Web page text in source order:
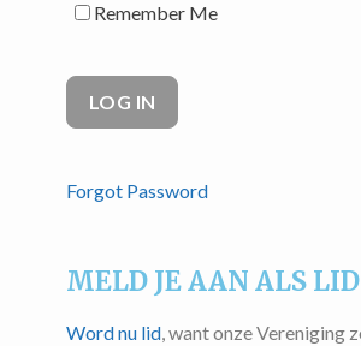
Remember Me
Forgot Password
MELD JE AAN ALS
Word nu lid, want onze Vereniging